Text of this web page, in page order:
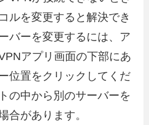
ルを変更すると解決でき
バーを変更するには、ア
アプリ画面の下部にあ
位置をクリックしてくだ
の中から別のサーバーを
合があります。